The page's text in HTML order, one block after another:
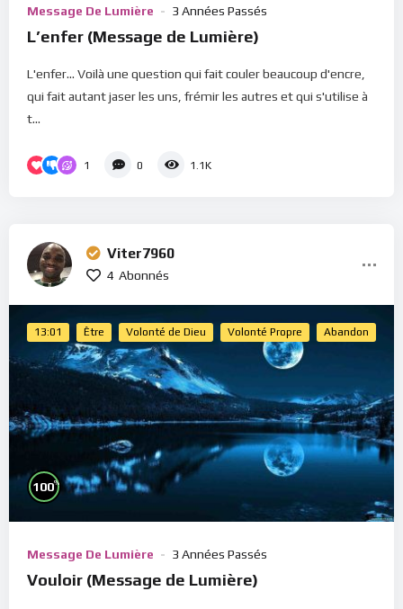
Message De Lumière 3 Années Passés
L’enfer (Message de Lumière)
L'enfer... Voilà une question qui fait couler beaucoup d'encre,
qui fait autant jaser les uns, frémir les autres et qui s'utilise à
t...
1 0 1.1K
Viter7960
4 Abonnés
13:01 Être Volonté de Dieu Volonté Propre Abandon
100%
Message De Lumière 3 Années Passés
Vouloir (Message de Lumière)